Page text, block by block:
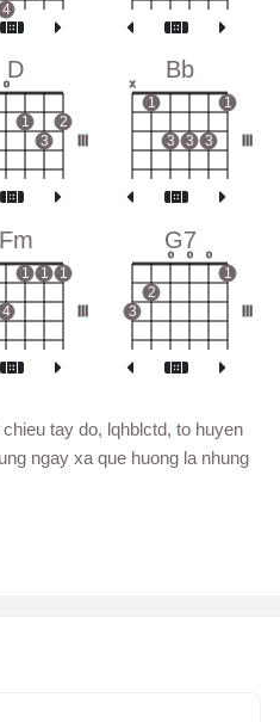
4
D
o
1
3
2
Bb
x
1
3 3 3
1
Fm
4
1 1 1
G7
3
2
o o o
1
tay do, lqhblctd, to huyen
ngay xa que huong la nhung